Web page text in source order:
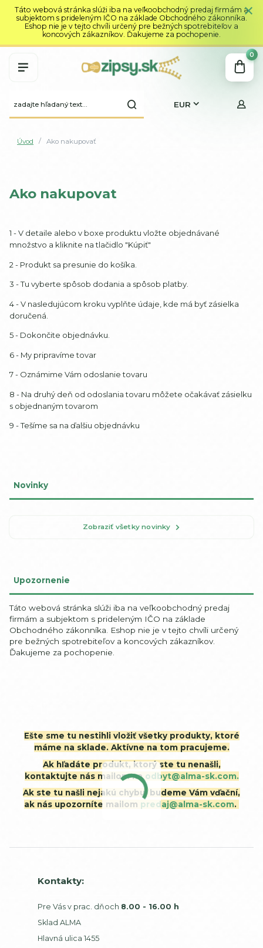
Táto webová stránka slúži iba na veľkoobchodný predaj firmám a
subjektom s prideleným IČO na základe Obchodného zákonníka.
Eshop nie je v tejto chvíli určený pre bežných spotrebiteľov a
koncových zákazníkov. Ďakujeme za pochopenie.
EUR
0
Úvod Ako nakupovať
Novinky
Zobraziť všetky novinky
Upozornenie
Táto webová stránka slúži iba na veľkoobchodný predaj
firmám a subjektom s prideleným IČO na základe
Obchodného zákonníka. Eshop nie je v tejto chvíli určený
pre bežných spotrebiteľov a koncových zákazníkov.
Ďakujeme za pochopenie.
Ako nakupovat
1 - V detaile alebo v boxe produktu vložte objednávané
množstvo a kliknite na tlačidlo "Kúpiť"
2 - Produkt sa presunie do košíka.
3 - Tu vyberte spôsob dodania a spôsob platby.
4 - V nasledujúcom kroku vyplňte údaje, kde má byť zásielka
doručená.
5 - Dokončite objednávku.
6 - My pripravíme tovar
7 - Oznámime Vám odoslanie tovaru
8 - Na druhý deň od odoslania tovaru môžete očakávať zásielku
s objednaným tovarom
9 - Tešíme sa na ďalšiu objednávku
Ešte sme tu nestihli vložiť všetky produkty, ktoré
máme na sklade. Aktívne na tom pracujeme.
Ak hľadáte produkt, ktorý ste tu nenašli,
kontaktujte nás mailom naodbyt@alma-sk.com.
Ak ste tu našli nejakú chybu, budeme Vám vďační,
ak nás upozorníte mailom predaj@alma-sk.com.
Kontakty:
Pre Vás v prac. dňoch 8.00 - 16.00 h
Sklad ALMA
Hlavná ulica 1455